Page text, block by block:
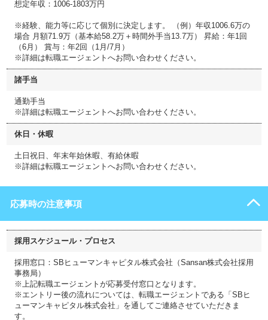
想定年収：1006-1803万円
※経験、能力等に応じて個別に決定します。 （例）年収1006.6万の
場合 月額71.9万（基本給58.2万＋時間外手当13.7万） 昇給：年1回
（6月） 賞与：年2回（1月/7月）
※詳細は転職エージェントへお問い合わせください。
諸手当
通勤手当
※詳細は転職エージェントへお問い合わせください。
休日・休暇
土日祝日、年末年始休暇、有給休暇
※詳細は転職エージェントへお問い合わせください。
応募時の注意事項
採用スケジュール・プロセス
採用窓口：SBヒューマンキャピタル株式会社（Sansan株式会社採用
事務局）
※上記転職エージェントが応募受付窓口となります。
※エントリー後の流れについては、転職エージェントである「SBヒ
ューマンキャピタル株式会社」を通してご連絡させていただきま
す。